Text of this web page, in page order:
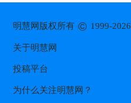
明慧网版权所有© 1999-2026
关于明慧网
投稿平台
为什么关注明慧网？